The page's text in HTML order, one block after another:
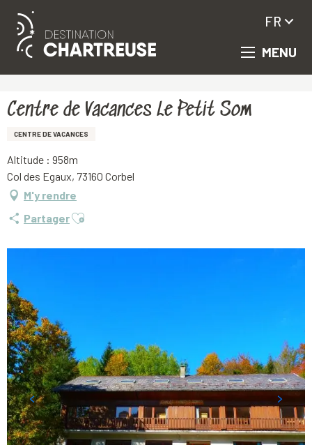
Aller
principal
MENU
FR
Centre de Vacances Le Petit Som
CENTRE DE VACANCES
Altitude : 958m
Col des Egaux, 73160 Corbel
M'y rendre
PartagerAjouter aux favoris